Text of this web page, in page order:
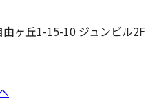
ヶ丘1-15-10 ジュンビル2F